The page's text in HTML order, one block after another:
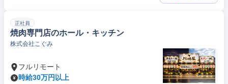
正社員
焼肉専門店のホール・キッチン
株式会社こぐみ
フルリモート
時給30万円以上